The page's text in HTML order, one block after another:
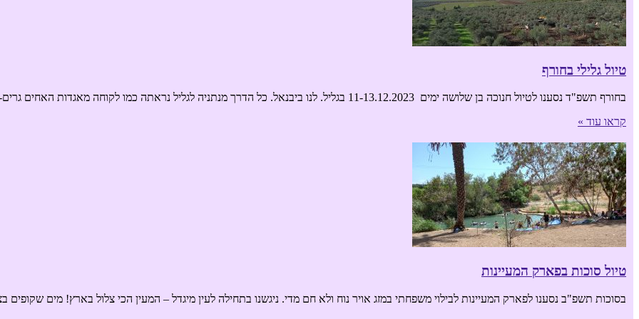
טיול גלילי בחורף
בחורף תשפ"ד נסענו לטיול חנוכה בן שלושה ימים 11-13.12.2023 בגליל. לנו ביבנאל. כל הדרך מנתניה לגליל נראתה כמו לקוחה מאגדות האחים גרים- מרחבים ירוקים אינסופיים. במפתיע
קראו עוד »
טיול סוכות בפארק המעיינות
בסוכות תשפ"ב נסענו לפארק המעיינות לבילוי משפחתי במזג אויר נוח ולא חם מדי. ניגשנו בתחילה לעין מיגדל – המעין הכי צלול בארץ! מים שקופים